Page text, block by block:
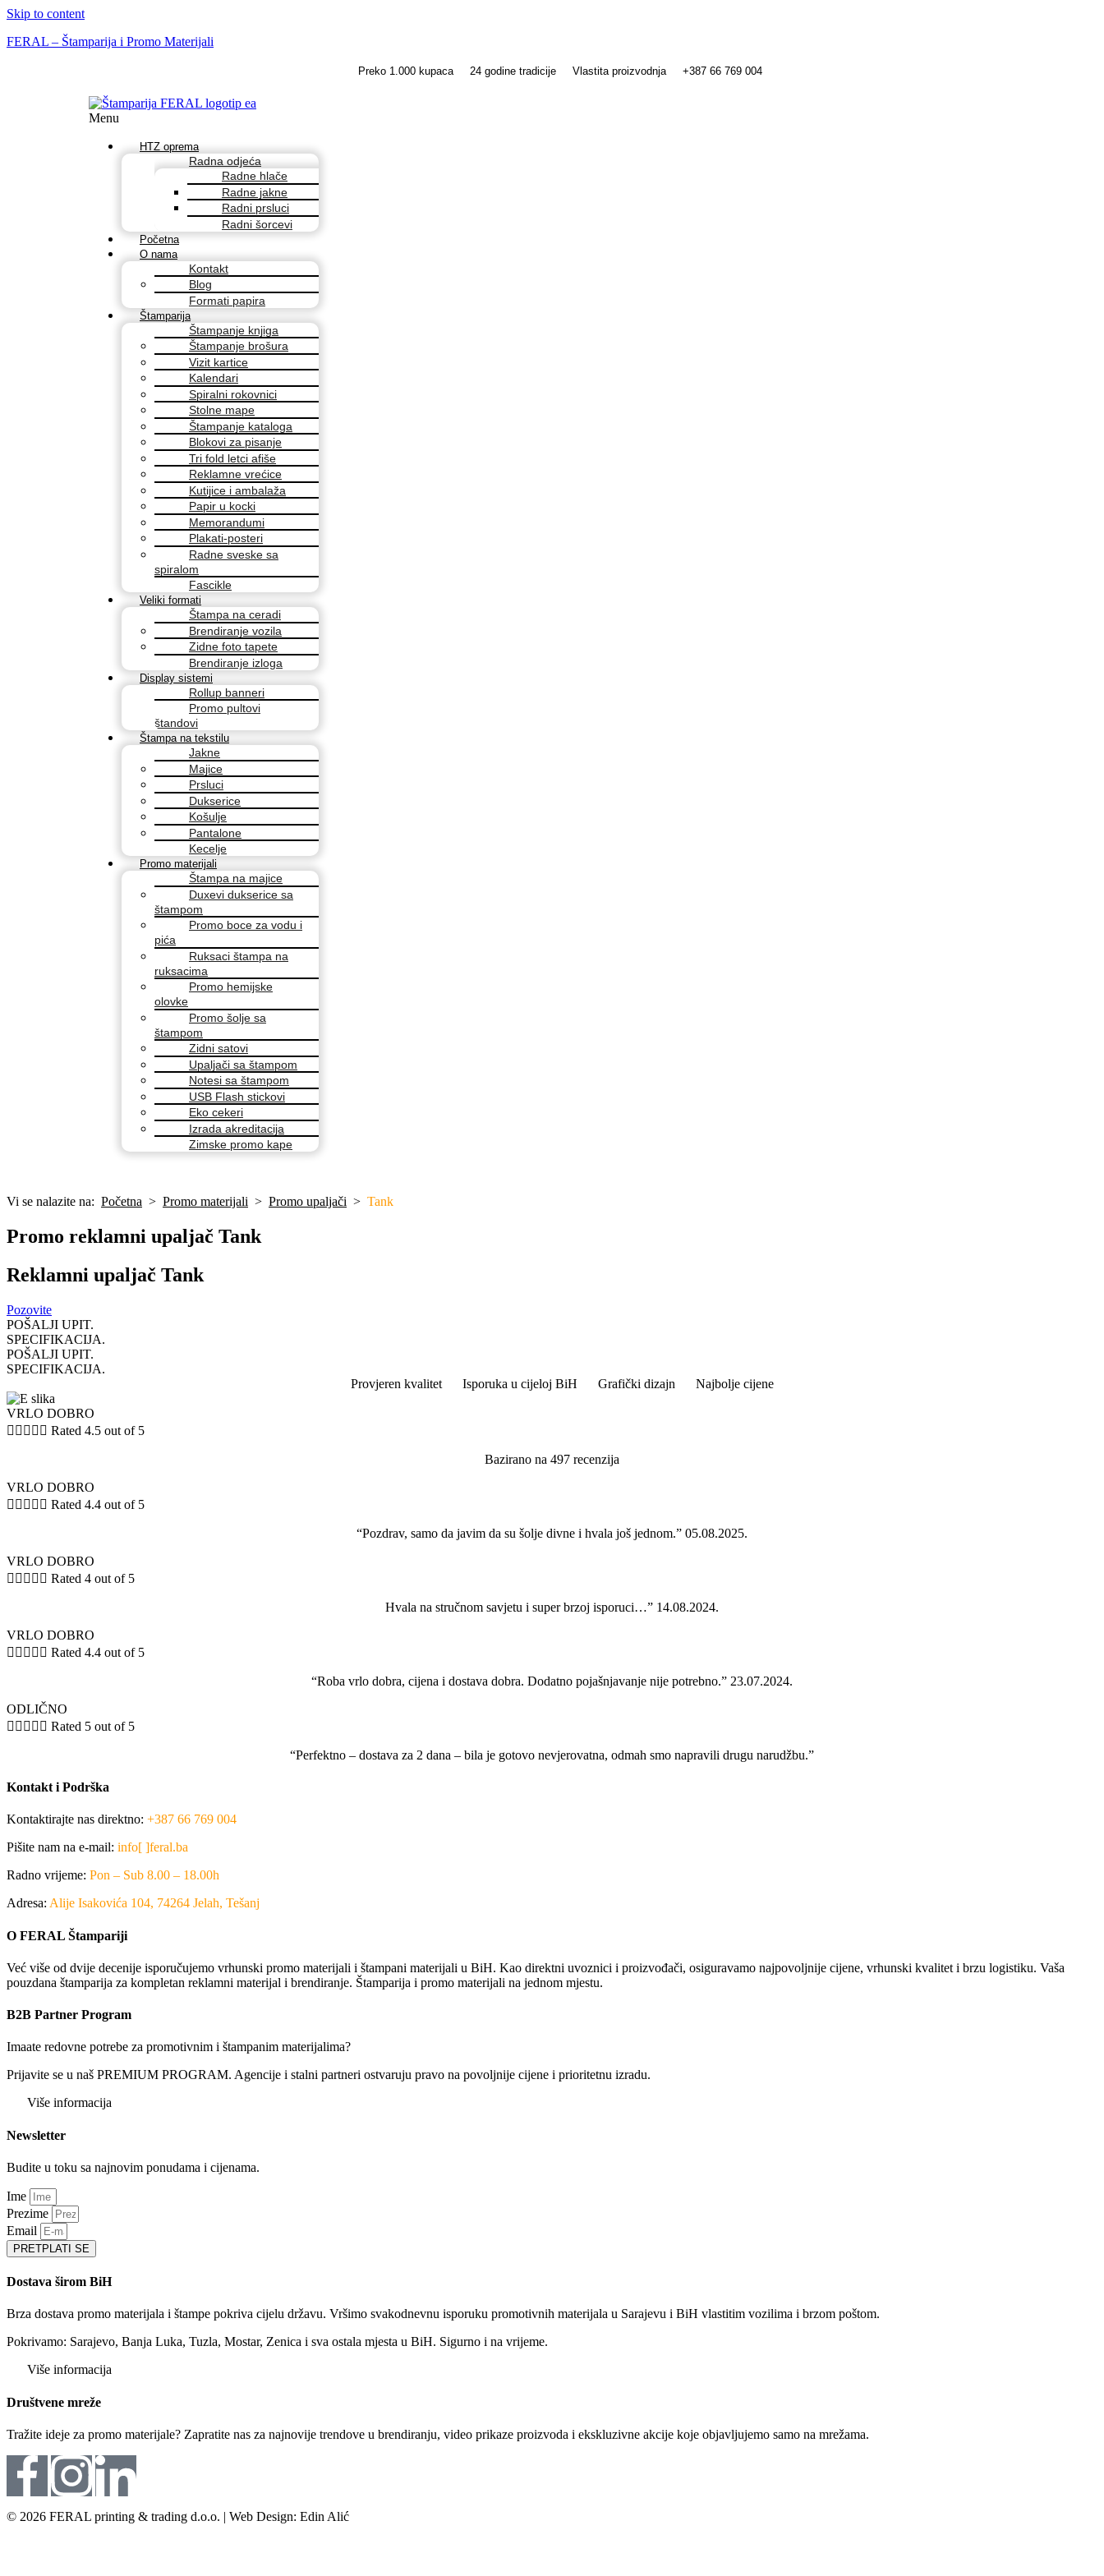
Skip to content
FERAL – Štamparija i Promo Materijali
Preko 1.000 kupaca 24 godine tradicije Vlastita proizvodnja +387 66 769 004
Menu
HTZ oprema
Radna odjeća
Radne hlače
Radne jakne
Radni prsluci
Radni šorcevi
Početna
O nama
Kontakt
Blog
Formati papira
Štamparija
Štampanje knjiga
Štampanje brošura
Vizit kartice
Kalendari
Spiralni rokovnici
Stolne mape
Štampanje kataloga
Blokovi za pisanje
Tri fold letci afiše
Reklamne vrećice
Kutijice i ambalaža
Papir u kocki
Memorandumi
Plakati-posteri
Radne sveske sa
spiralom
Fascikle
Veliki formati
Štampa na ceradi
Brendiranje vozila
Zidne foto tapete
Brendiranje izloga
Display sistemi
Rollup banneri
Promo pultovi
štandovi
Štampa na tekstilu
Jakne
Majice
Prsluci
Dukserice
Košulje
Pantalone
Kecelje
Promo materijali
Štampa na majice
Duxevi dukserice sa
štampom
Promo boce za vodu i
pića
Ruksaci štampa na
ruksacima
Promo hemijske
olovke
Promo šolje sa
štampom
Zidni satovi
Upaljači sa štampom
Notesi sa štampom
USB Flash stickovi
Eko cekeri
Izrada akreditacija
Zimske promo kape
Vi se nalazite na: Početna > Promo materijali > Promo upaljači > Tank
Promo reklamni upaljač Tank
Reklamni upaljač Tank
Pozovite
POŠALJI UPIT.
SPECIFIKACIJA.
POŠALJI UPIT.
SPECIFIKACIJA.
Provjeren kvalitet
Isporuka u cijeloj BiH Grafički dizajn Najbolje cijene
VRLO DOBRO
     Rated 4.5 out of 5
Bazirano na 497 recenzija
VRLO DOBRO
     Rated 4.4 out of 5
“Pozdrav, samo da javim da su šolje divne i hvala još jednom.” 05.08.2025.
VRLO DOBRO
     Rated 4 out of 5
Hvala na stručnom savjetu i super brzoj isporuci…” 14.08.2024.
VRLO DOBRO
     Rated 4.4 out of 5
“Roba vrlo dobra, cijena i dostava dobra. Dodatno pojašnjavanje nije potrebno.” 23.07.2024.
ODLIČNO
     Rated 5 out of 5
“Perfektno – dostava za 2 dana – bila je gotovo nevjerovatna, odmah smo napravili drugu narudžbu.”
Kontakt i Podrška
Kontaktirajte nas direktno: +387 66 769 004
Pišite nam na e-mail: info[ ]feral.ba
Radno vrijeme: Pon – Sub 8.00 – 18.00h
Adresa: Alije Isakovića 104, 74264 Jelah, Tešanj
O FERAL Štampariji
Već više od dvije decenije isporučujemo vrhunski promo materijali i štampani materijali u BiH. Kao direktni uvoznici i proizvođači, osiguravamo najpovoljnije cijene, vrhunski kvalitet i brzu logistiku. Vaša
pouzdana štamparija za kompletan reklamni materijal i brendiranje. Štamparija i promo materijali na jednom mjestu.
B2B Partner Program
Imaate redovne potrebe za promotivnim i štampanim materijalima?
Prijavite se u naš PREMIUM PROGRAM. Agencije i stalni partneri ostvaruju pravo na povoljnije cijene i prioritetnu izradu.
Više informacija
Newsletter
Budite u toku sa najnovim ponudama i cijenama.
Ime
Prezime
Email
PRETPLATI SE
Dostava širom BiH
Brza dostava promo materijala i štampe pokriva cijelu državu. Vršimo svakodnevnu isporuku promotivnih materijala u Sarajevu i BiH vlastitim vozilima i brzom poštom.
Pokrivamo: Sarajevo, Banja Luka, Tuzla, Mostar, Zenica i sva ostala mjesta u BiH. Sigurno i na vrijeme.
Više informacija
Društvene mreže
Tražite ideje za promo materijale? Zapratite nas za najnovije trendove u brendiranju, video prikaze proizvoda i ekskluzivne akcije koje objavljujemo samo na mrežama.
© 2026 FERAL printing & trading d.o.o. | Web Design: Edin Alić